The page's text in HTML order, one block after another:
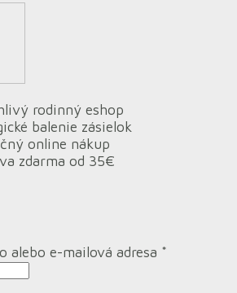
rodinný eshop
balenie zásielok
online nákup
zdarma od 35€
alebo e-mailová adresa *